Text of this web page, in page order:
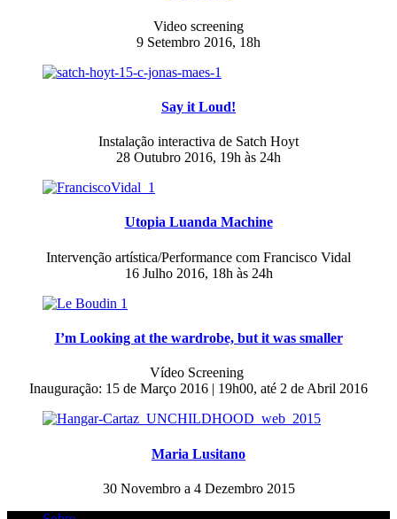
Video screening
9 Setembro 2016, 18h
Say it Loud!
Instalação interactiva de Satch Hoyt
28 Outubro 2016, 19h às 24h
Utopia Luanda Machine
Intervenção artística/Performance com Francisco Vidal
16 Julho 2016, 18h às 24h
I’m Looking at the wardrobe, but it was smaller
Vídeo Screening
Inauguração: 15 de Março 2016 | 19h00, até 2 de Abril 2016
Maria Lusitano
30 Novembro a 4 Dezembro 2015